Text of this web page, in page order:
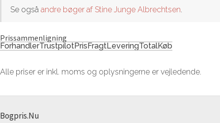
Se også andre bøger af Stine Junge Albrechtsen
Prissammenligning
ForhandlerTrustpilotPrisFragtLeveringTotalKøb
Alle priser er inkl. moms og oplysningerne er vejledende.
Bogpris.Nu